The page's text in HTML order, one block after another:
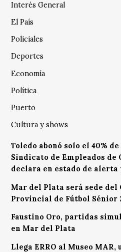
Interés General
El País
Policiales
Deportes
Economía
Política
Puerto
Cultura y shows
Toledo abonó solo el 40%
Sindicato de Empleados de
declara en estado de
Mar del Plata será sede del
Provincial de Fútbol Sénior
Faustino Oro, partidas
en Mar del Plata
Llega ERRO al Museo